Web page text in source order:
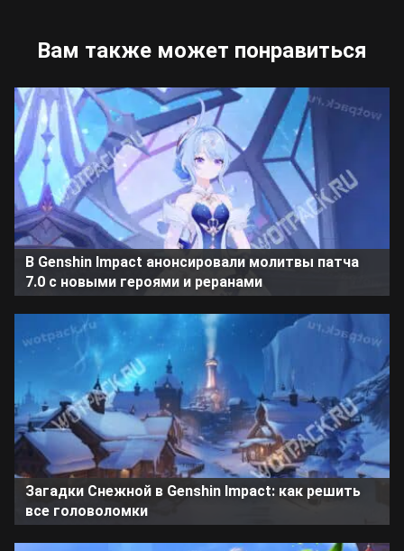
Вам также может понравиться
В Genshin Impact анонсировали молитвы патча
7.0 с новыми героями и реранами
Загадки Снежной в Genshin Impact: как решить
все головоломки